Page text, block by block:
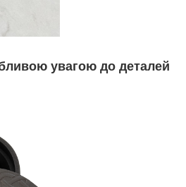
увагою до деталей